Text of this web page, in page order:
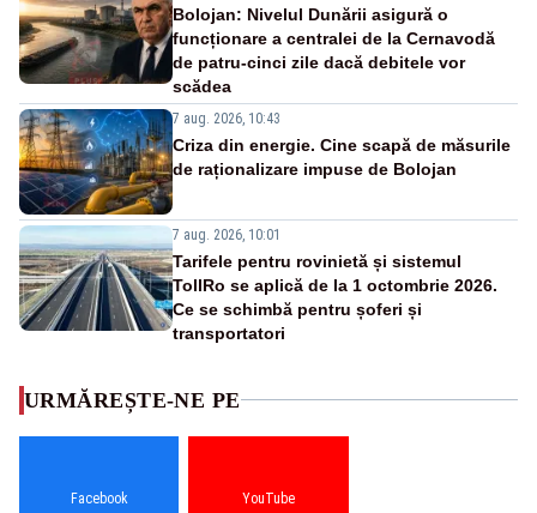
Bolojan: Nivelul Dunării asigură o
funcționare a centralei de la Cernavodă
de patru-cinci zile dacă debitele vor
scădea
7 aug. 2026, 10:43
Criza din energie. Cine scapă de măsurile
de raționalizare impuse de Bolojan
7 aug. 2026, 10:01
Tarifele pentru rovinietă și sistemul
TollRo se aplică de la 1 octombrie 2026.
Ce se schimbă pentru șoferi și
transportatori
URMĂREȘTE-NE PE
Facebook YouTube